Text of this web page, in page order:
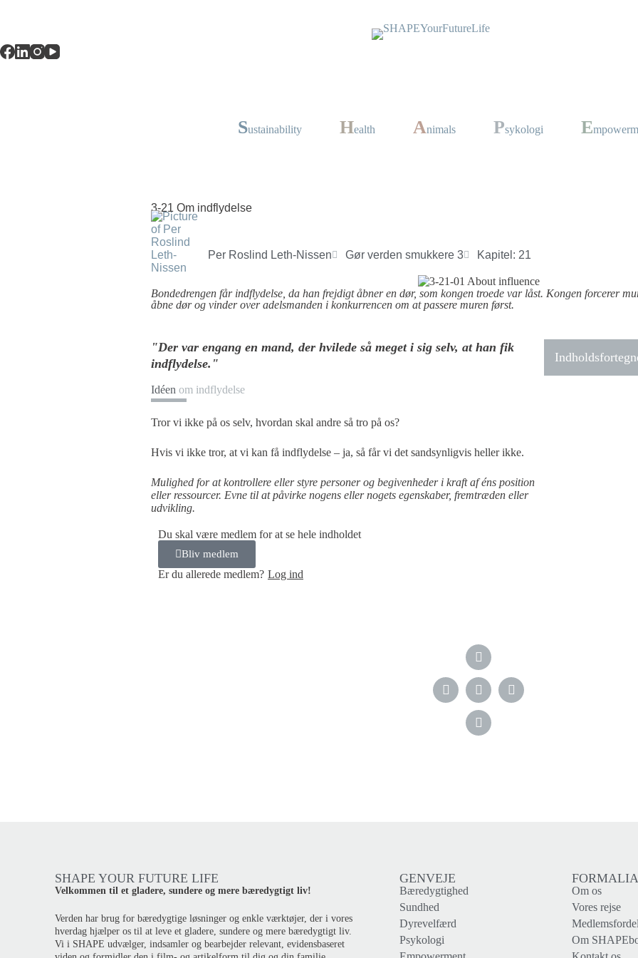
Sustainability Health Animals Psykologi E
3-21 Om indflydelse
Per Roslind Leth-Nissen Gør verden smukkere 3 Kapitel: 21
Bondedrengen får indflydelse, da han frejdigt åbner en dør, som kongen troede var låst. Kongen forcerer
åbne dør og vinder over adelsmanden i konkurrencen om at passere muren først.
"Der var engang en mand, der hvilede så meget i sig selv, at han fik
indflydelse."
Idéen om indflydelse
Tror vi ikke på os selv, hvordan skal andre så tro på os?
Hvis vi ikke tror, at vi kan få indflydelse – ja, så får vi det sandsynligvis heller ikke.
Mulighed for at kontrollere eller styre personer og begivenheder i kraft af éns position
eller ressourcer. Evne til at påvirke nogens eller nogets egenskaber, fremtræden eller
udvikling.
Du skal være medlem for at se hele indholdet
Bliv medlem
Er du allerede medlem? Log ind
SHAPE YOUR FUTURE LIFE
Velkommen til et gladere, sundere og mere bæredygtigt liv!
Verden har brug for bæredygtige løsninger og enkle værktøjer, der i vores
hverdag hjælper os til at leve et gladere, sundere og mere bæredygtigt liv.
Vi i SHAPE udvælger, indsamler og bearbejder relevant, evidensbaseret
GENVEJE
Bæredygtighed
Sundhed
Dyrevelfærd
Psykologi
FORMALIA
Om os
Vores rejse
Om